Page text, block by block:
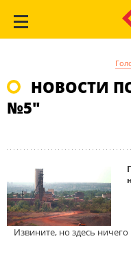
НОВОСТИ
№5"
Извините, но здесь ничего